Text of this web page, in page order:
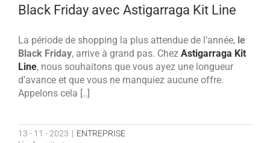
Black Friday avec Astigarraga Kit Line
La période de shopping la plus attendue de l’année, le
Black Friday, arrive à grand pas. Chez Astigarraga Kit
Line, nous souhaitons que vous ayez une longueur
d’avance et que vous ne manquiez aucune offre.
Appelons cela [..]
13 - 11 - 2023 | ENTREPRISE